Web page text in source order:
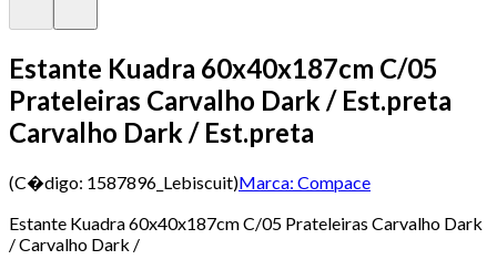
Estante Kuadra 60x40x187cm C/05
Prateleiras Carvalho Dark / Est.preta
Carvalho Dark / Est.preta
(C�digo: 1587896_Lebiscuit)Marca: Compace
Estante Kuadra 60x40x187cm C/05 Prateleiras Carvalho Dark
/ Carvalho Dark /